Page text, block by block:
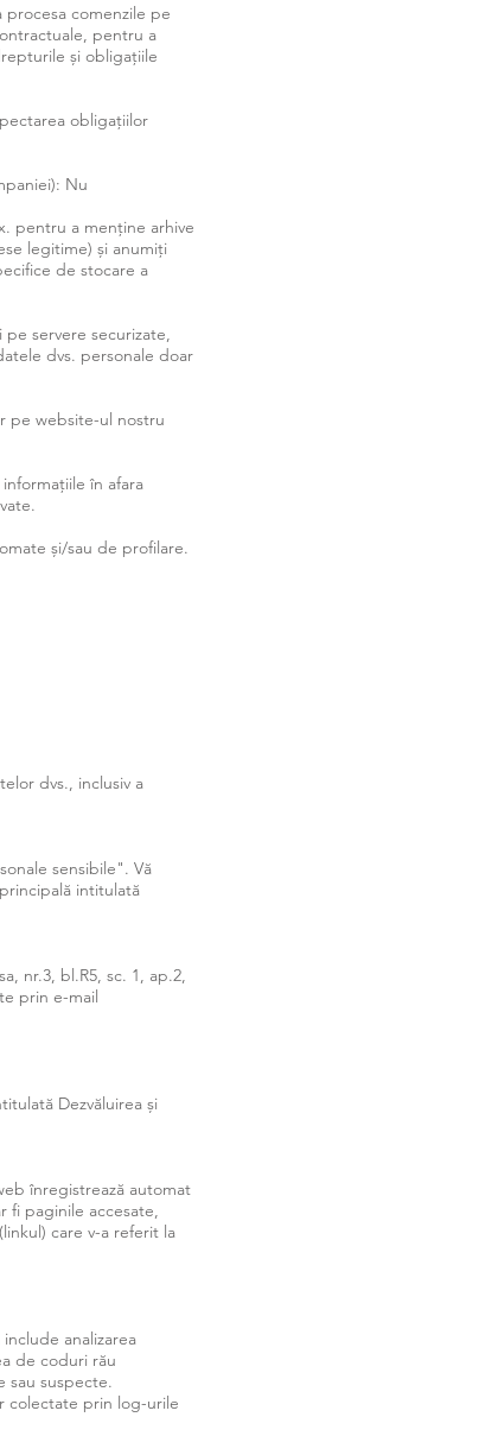
comenzile pe
pentru a
și obligațiile
obligațiilor
Nu
pentru a menține arhive
legitime) și anumiți
de stocare a
servere securizate,
dvs. personale doar
pe website-ul nostru
în afara
și/sau de profilare.
dvs., inclusiv a
sensibile". Vă
intitulată
nr.3, bl.R5, sc. 1, ap.2,
prin e-mail
Dezvăluirea și
înregistrează automat
fi paginile accesate,
care v-a referit la
analizarea
de coduri rău
sau suspecte.
colectate prin log-urile